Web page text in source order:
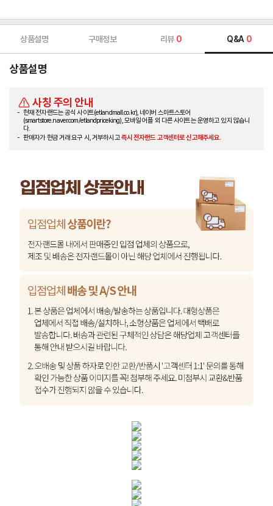
상품설명 구매정보 리뷰 0 Q&A 0
상품설명
사칭 주의 안내
현재 전자랜드는 공식 사이트(etlandmall.co.kr), 네이버 스마트스토어
(smartstore.naver.com/etlandpriceking), 모바일 어플 외 다른 사이트는 운영하고 있지 않습니
다.
판매자가 현금 거래 요구 시, 거부하시고즉시 전자랜드 고객센터로 신고해주세요.